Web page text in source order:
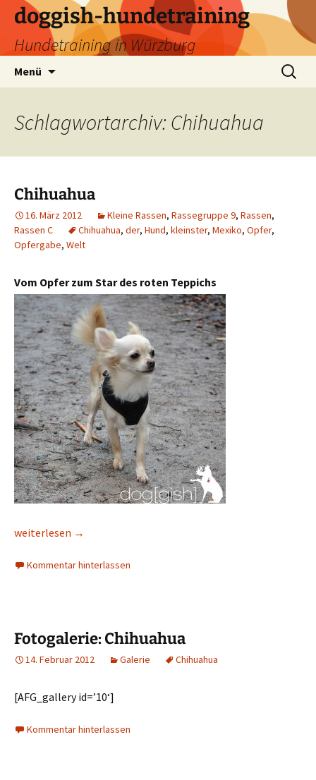
Zum
Inhalt
springen
doggish-hundetraining
Hundetraining in Würzburg
Menü
Suchen
nach:
Schlagwortarchiv: Chihuahua
Chihuahua
16. März 2012 Kleine Rassen, Rassegruppe 9, Rassen,
Rassen C
Chihuahua, der, Hund, kleinster, Mexiko, Opfer,
Opfergabe, Welt
Vom Opfer zum Star des roten Teppichs
Chihuahua
weiterlesen →
Kommentar hinterlassen
Fotogalerie: Chihuahua
14. Februar 2012 Galerie Chihuahua
[AFG_gallery id=’10‘]
Kommentar hinterlassen